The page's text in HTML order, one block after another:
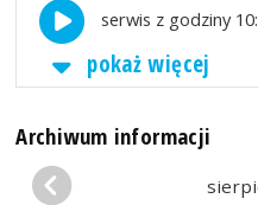
serwis z godziny
pokaż więcej
Archiwum informacji